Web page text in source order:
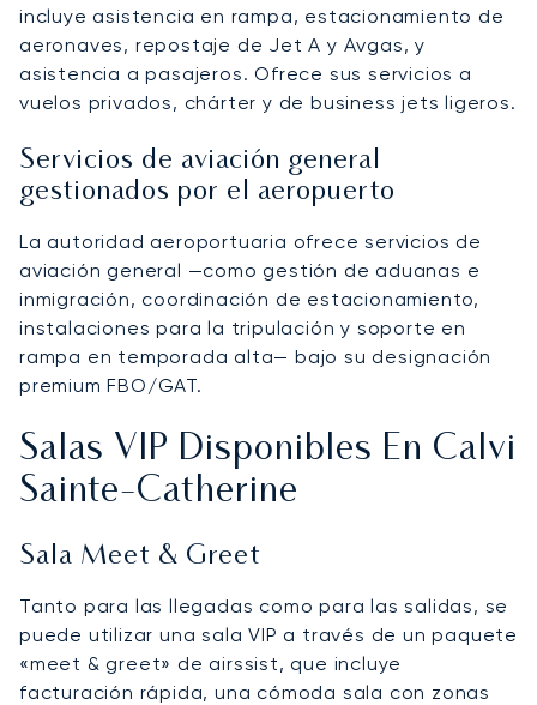
incluye asistencia en rampa, estacionamiento de
aeronaves, repostaje de Jet A y Avgas, y
asistencia a pasajeros. Ofrece sus servicios a
vuelos privados, chárter y de business jets ligeros.
Servicios de aviación general
gestionados por el aeropuerto
La autoridad aeroportuaria ofrece servicios de
aviación general —como gestión de aduanas e
inmigración, coordinación de estacionamiento,
instalaciones para la tripulación y soporte en
rampa en temporada alta— bajo su designación
premium FBO/GAT.
Salas VIP Disponibles En Calvi
Sainte‑Catherine
Sala Meet & Greet
Tanto para las llegadas como para las salidas, se
puede utilizar una sala VIP a través de un paquete
«meet & greet» de airssist, que incluye
facturación rápida, una cómoda sala con zonas